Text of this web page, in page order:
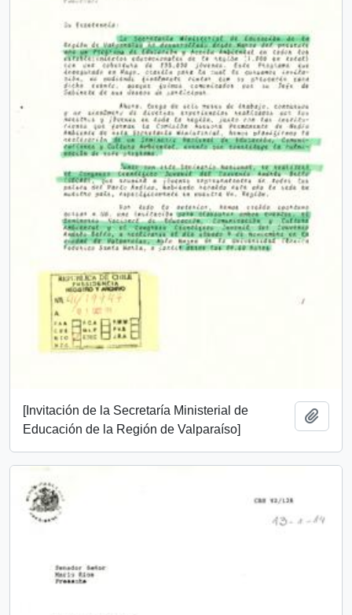
[Invitación de la Secretaría Ministerial de
Educación de la Región de Valparaíso]